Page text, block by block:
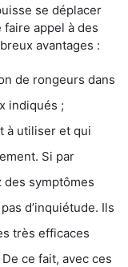
se déplacer
faire appel à des
avantages :
de rongeurs dans
indiqués ;
à utiliser et qui
Si par
symptômes
d’inquiétude. Ils
très efficaces
ce fait, avec ces